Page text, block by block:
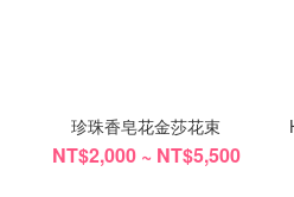
珍珠香皂花金莎花束
NT$2,000 ~ NT$5,500